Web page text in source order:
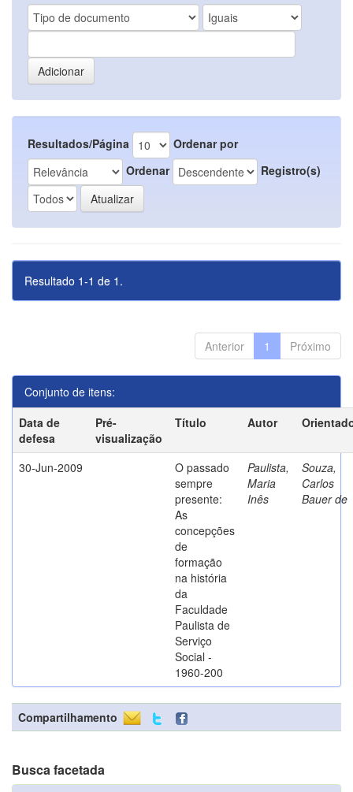
Resultados/Página
Ordenar por
Ordenar
Registro(s)
Resultado 1-1 de 1.
Anterior 1 Próximo
Conjunto de itens:
Data de
defesa
Pré-
visualização
Título Autor
30-Jun-2009
O passado
sempre
presente:
As
concepções
de
formação
na história
da
Faculdade
Paulista de
Serviço
Social -
1960-200
Paulista,
Maria
Inês
Souza,
Carlos
Bauer de
Compartilhamento
Busca facetada